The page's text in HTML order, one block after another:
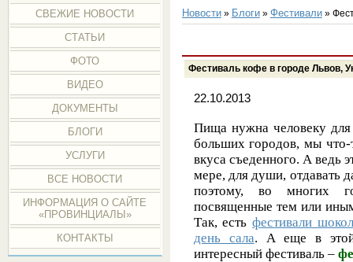
СВЕЖИЕ НОВОСТИ
СТАТЬИ
ФОТО
ВИДЕО
ДОКУМЕНТЫ
БЛОГИ
УСЛУГИ
ВСЕ НОВОСТИ
ИНФОРМАЦИЯ О САЙТЕ
«ПРОВИНЦИАЛЫ»
КОНТАКТЫ
Новости» Блоги» Фестивали»
Фестиваль кофе в городе Львов,
22.10.2013
Пища нужна человеку для
больших городов, мы
вкуса съеденного. А ведь
мере, для души, отдавать
поэтому, во многих
посвященные тем или
Так, естьфестивали
день сала. А еще в этой
интересный фестиваль –